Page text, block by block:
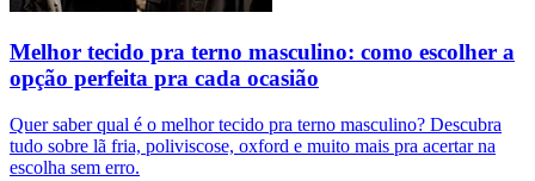
Melhor tecido pra terno masculino: como escolher a
opção perfeita pra cada ocasião
Quer saber qual é o melhor tecido pra terno masculino? Descubra
tudo sobre lã fria, poliviscose, oxford e muito mais pra acertar na
escolha sem erro.